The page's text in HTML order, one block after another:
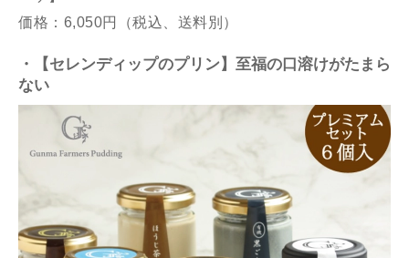
価格：6,050円（税込、送料別）
・【セレンディップのプリン】至福の口溶けがたまら
ない